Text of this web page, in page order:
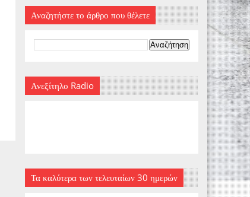
Αναζητήστε το άρθρο που θέλετε
Ανεξίτηλο Radio
Τα καλύτερα των τελευταίων 30 ημερών